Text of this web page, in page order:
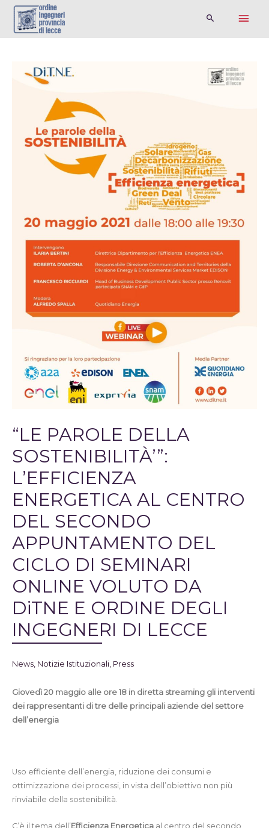
“LE PAROLE DELLA
SOSTENIBILITÀ’”:
L’EFFICIENZA
ENERGETICA AL CENTRO
DEL SECONDO
APPUNTAMENTO DEL
CICLO DI SEMINARI
ONLINE VOLUTO DA
DiTNE E ORDINE DEGLI
INGEGNERI DI LECCE
News, Notizie Istituzionali, Press
Giovedì 20 maggio alle ore 18 in diretta streaming gli interventi
dei rappresentanti di tre delle principali aziende del settore
dell’energia
Uso efficiente dell’energia, riduzione dei consumi e
ottimizzazione dei processi, in vista dell’obiettivo non più
rinviabile della sostenibilità.
C’è il tema dell’Efficienza Energetica al centro del secondo